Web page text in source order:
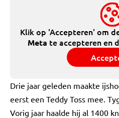
Klik op 'Accepteren' om
Meta te accepteren en
Drie jaar geleden maakte
eerst een Teddy Toss mee.
Vorig jaar haalde hij al 1400